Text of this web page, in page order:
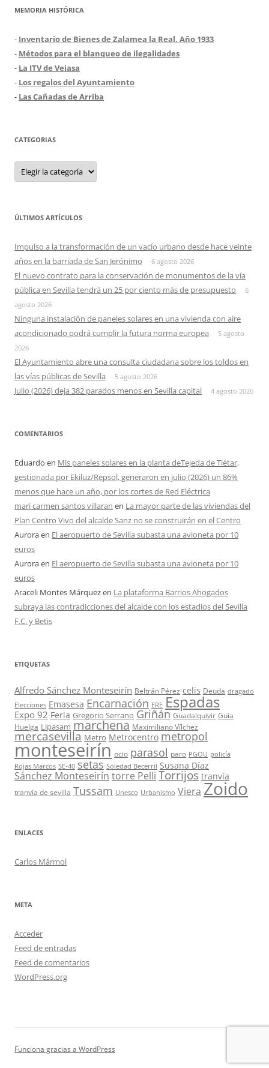
MEMORIA HISTÓRICA
- Inventario de Bienes de Zalamea la Real. Año 1933
- Métodos para el blanqueo de ilegalidades
- La ITV de Veiasa
- Los regalos del Ayuntamiento
- Las Cañadas de Arriba
CATEGORIAS
Categorias
ÚLTIMOS ARTÍCULOS
Impulso a la transformación de un vacío urbano desde hace veinte
años en la barriada de San Jerónimo
6 agosto 2026
El nuevo contrato para la conservación de monumentos de la vía
pública en Sevilla tendrá un 25 por ciento más de presupuesto
6
agosto 2026
Ninguna instalación de paneles solares en una vivienda con aire
acondicionado podrá cumplir la futura norma europea
5 agosto
2026
El Ayuntamiento abre una consulta ciudadana sobre los toldos en
las vías públicas de Sevilla
5 agosto 2026
Julio (2026) deja 382 parados menos en Sevilla capital 4 agosto 2026
COMENTARIOS
Eduardo en Mis paneles solares en la planta deTejeda de Tiétar,
gestionada por Ekiluz/Repsol, generaron en julio (2026) un 86%
menos que hace un año, por los cortes de Red Eléctrica
mari carmen santos villaran en La mayor parte de las viviendas del
Plan Centro Vivo del alcalde Sanz no se construirán en el Centro
Auroraen El aeropuerto de Sevilla subasta una avioneta por 10
euros
Auroraen El aeropuerto de Sevilla subasta una avioneta por 10
euros
Araceli Montes Márquezen La plataforma Barrios Ahogados
subraya las contradicciones del alcalde con los estadios del Sevilla
F.C. y Betis
ETIQUETAS
Alfredo Sánchez Monteseirín Beltrán Pérez celis Deuda dragado
Elecciones Emasesa Encarnación ERE Espadas
Expo 92 Feria Gregorio Serrano Griñán Guadalquivir Guía
Huelga Lipasam marchena Maximiliano Vílchez
mercasevilla Metro Metrocentro metropol
monteseirín ocio parasol paro PGOU policía
Rojas Marcos SE-40 setas Soledad Becerril Susana Díaz
Sánchez Monteseirín torre Pelli Torrijos tranvía
tranvía de sevilla Tussam Unesco Urbanismo Viera Zoido
ENLACES
Carlos Mármol
META
Acceder
Feed de entradas
Feed de comentarios
WordPress.org
Funciona gracias a WordPress